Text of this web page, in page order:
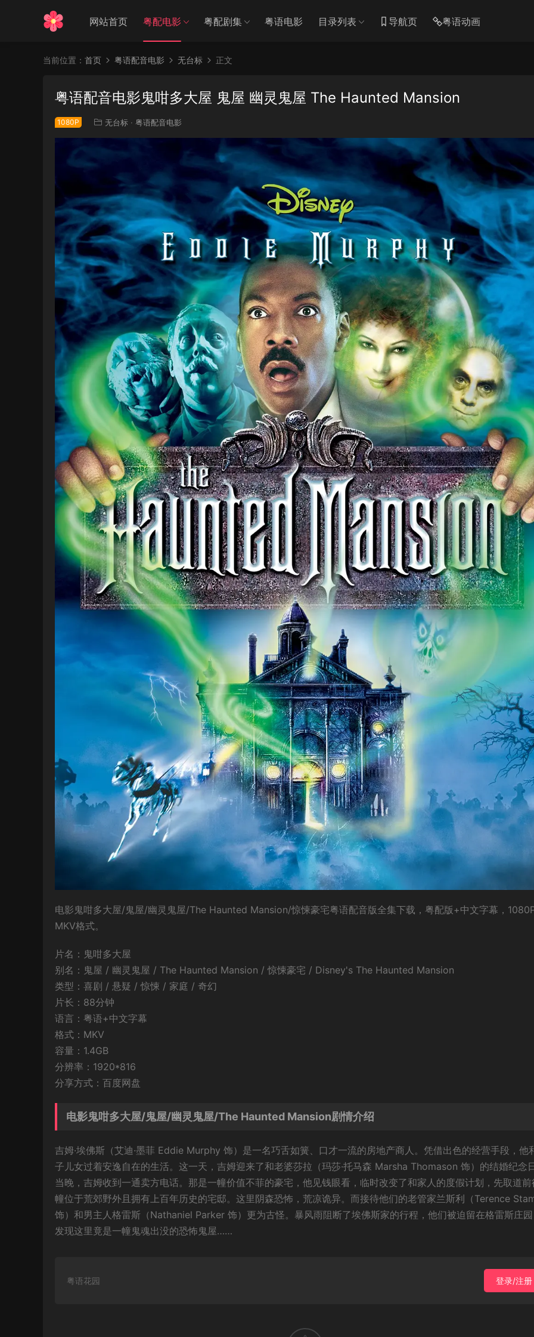
网站首页 粤配电影 粤配剧集 粤语电影 目录列表 导航页 粤语动画
当前位置： 首页 粤语配音电影 无台标 正文
粤语配音电影鬼咁多大屋 鬼屋 幽灵鬼屋 The Haunted Mansion
1080P 无台标 · 粤语配音电影
电影鬼咁多大屋/鬼屋/幽灵鬼屋/The Haunted Mansion/惊悚豪宅粤语配音版全集下载，粤配版+中文字幕，
MKV格式。
片名：鬼咁多大屋
别名：鬼屋 / 幽灵鬼屋 / The Haunted Mansion / 惊悚豪宅 / Disney's The Haunted Mansion
类型：喜剧 / 悬疑 / 惊悚 / 家庭 / 奇幻
片长：88分钟
语言：粤语+中文字幕
格式：MKV
容量：1.4GB
分辨率：1920*816
分享方式：百度网盘
电影鬼咁多大屋/鬼屋/幽灵鬼屋/The Haunted Mansion剧情介绍
吉姆·埃佛斯（艾迪·墨菲 Eddie Murphy 饰）是一名巧舌如簧、口才一流的房地产商人。凭借出色的经营手段，他
子儿女过着安逸自在的生活。这一天，吉姆迎来了和老婆莎拉（玛莎·托马森 Marsha Thomason 饰）的结婚纪念
当晚，吉姆收到一通卖方电话。那是一幢价值不菲的豪宅，他见钱眼看，临时改变了和家人的度假计划，先取道前
幢位于荒郊野外且拥有上百年历史的宅邸。这里阴森恐怖，荒凉诡异。而接待他们的老管家兰斯利（Terence
饰）和男主人格雷斯（Nathaniel Parker 饰）更为古怪。暴风雨阻断了埃佛斯家的行程，他们被迫留在格雷斯庄
发现这里竟是一幢鬼魂出没的恐怖鬼屋……
粤语花园 登录/注册